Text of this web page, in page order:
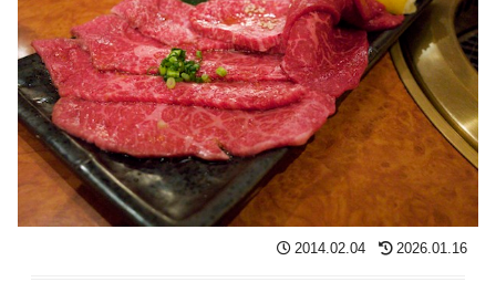
2014.02.04 2026.01.16